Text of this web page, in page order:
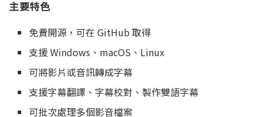
主要特色
免費開源，可在 GitHub 取得
支援 Windows、macOS、Linux
可將影片或音訊轉成字幕
支援字幕翻譯、字幕校對、製作雙語字幕
可批次處理多個影音檔案